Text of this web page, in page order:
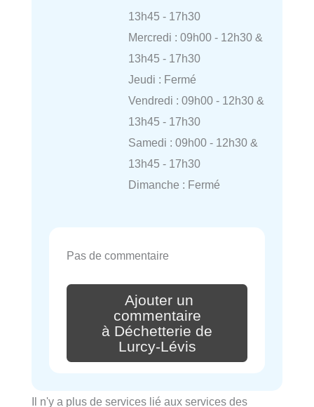
13h45 - 17h30
Mercredi : 09h00 - 12h30 &
13h45 - 17h30
Jeudi : Fermé
Vendredi : 09h00 - 12h30 &
13h45 - 17h30
Samedi : 09h00 - 12h30 &
13h45 - 17h30
Dimanche : Fermé
Pas de commentaire
Ajouter un
commentaire
à Déchetterie de
Lurcy-Lévis
Il n'y a plus de services lié aux services des